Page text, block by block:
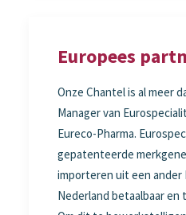
Europees
Onze Chantel is al meer
Manager van
Eureco-Pharma.
gepatenteerde
importeren uit een ander
Nederland betaalbaar en